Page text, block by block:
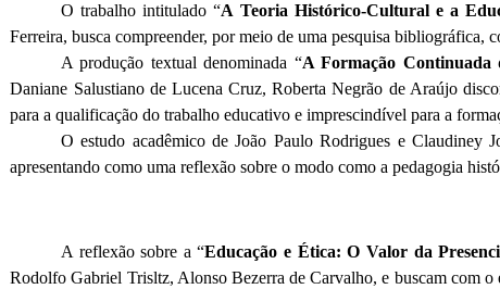
O trabalho intitulado “A Teoria Histórico-Cultural e a
Ferreira, busca compreender, por meio de uma pesquisa
A produção textual denominada “A Formação
Daniane Salustiano de Lucena Cruz, Roberta Negrão de Araújo
para a qualificação do trabalho educativo e imprescindível para a
O estudo acadêmico de João Paulo Rodrigues e Claudiney
apresentando como uma reflexão sobre o modo como a pedagogia
A reflexão sobre a “Educação e Ética: O Valor da
Rodolfo Gabriel Trisltz, Alonso Bezerra de Carvalho, e buscam com o